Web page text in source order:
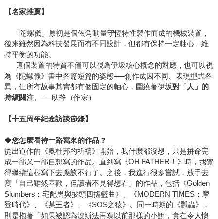
【名家推薦】
「陀螺儀」原初是個依角動量守恆特性製作而成的機械裝置，
後來雖然因為科技發展而有不同設計，但都有保持一定軸心、維
持平衡的功能。
這個裝置的特質不僅可以視為伊坂核心概念的對應，也可以視
為《陀螺儀》書中各篇短篇的姿態──創作成因不同、表現型式各
異，但所有故事其實都有個固定的軸心，圍繞著伊坂對「人」的
持續關注。──臥斧（作家）
【十五周年紀念訪談節錄】
◆您怎麼看待一路寫來的作品？
從出道作的《奧杜邦的祈禱》開始，我什麼都沒想，只是拚命完
成一部又一部自想寫的作品。直到寫《OH FATHER！》時，我覺
得繼續這樣寫下去應該不行了。之後，我進行很多嘗試，放手去
寫「自己雖然喜歡，但讀者不見得想看」的作品，包括《Golden
Slumbers：宅配男與披頭四搖籃曲》、《MODERN TIMES：摩
登時代》、《某王者》、《SOS之猿》。同一時期的《瓢蟲》，
則是抱著「如果被認為沒辦法再寫以前那樣的小說，實在令人懊